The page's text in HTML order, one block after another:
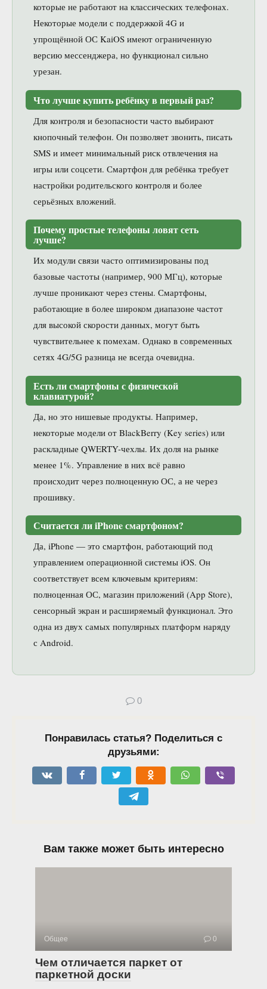
которые не работают на классических телефонах.
Некоторые модели с поддержкой 4G и
упрощённой ОС KaiOS имеют ограниченную
версию мессенджера, но функционал сильно
урезан.
Что лучше купить ребёнку в первый раз?
Для контроля и безопасности часто выбирают
кнопочный телефон. Он позволяет звонить, писать
SMS и имеет минимальный риск отвлечения на
игры или соцсети. Смартфон для ребёнка требует
настройки родительского контроля и более
серьёзных вложений.
Почему простые телефоны ловят сеть
лучше?
Их модули связи часто оптимизированы под
базовые частоты (например, 900 МГц), которые
лучше проникают через стены. Смартфоны,
работающие в более широком диапазоне частот
для высокой скорости данных, могут быть
чувствительнее к помехам. Однако в современных
сетях 4G/5G разница не всегда очевидна.
Есть ли смартфоны с физической
клавиатурой?
Да, но это нишевые продукты. Например,
некоторые модели от BlackBerry (Key series) или
раскладные QWERTY-чехлы. Их доля на рынке
менее 1%. Управление в них всё равно
происходит через полноценную ОС, а не через
прошивку.
Считается ли iPhone смартфоном?
Да, iPhone — это смартфон, работающий под
управлением операционной системы iOS. Он
соответствует всем ключевым критериям:
полноценная ОС, магазин приложений (App Store),
сенсорный экран и расширяемый функционал. Это
одна из двух самых популярных платформ наряду
с Android.
0
Понравилась статья? Поделиться с
друзьями:
Вам также может быть интересно
Общее 0
Чем отличается паркет от
паркетной доски